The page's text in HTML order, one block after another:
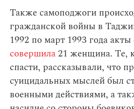
Также самоподжоги
гражданской войны в
1992 по март 1993 года
совершила21 женщина. Те,
спасти, рассказывали, что
суицидальных мыслей был
военными действиями, а